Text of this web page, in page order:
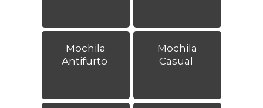
Mochila
Antifurto
Mochila
Casual